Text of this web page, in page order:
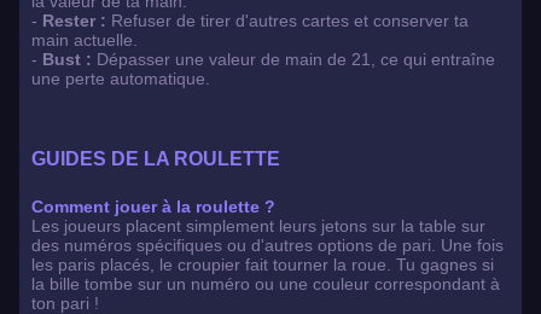
- Rester : Refuser de tirer d'autres cartes et conserver ta
main actuelle.
- Bust : Dépasser une valeur de main de 21, ce qui entraîne
une perte automatique.
GUIDES DE LA ROULETTE
Comment jouer à la roulette ?
Les joueurs placent simplement leurs jetons sur la table sur
des numéros spécifiques ou d'autres options de pari. Une fois
les paris placés, le croupier fait tourner la roue. Tu gagnes si
la bille tombe sur un numéro ou une couleur correspondant à
ton pari !